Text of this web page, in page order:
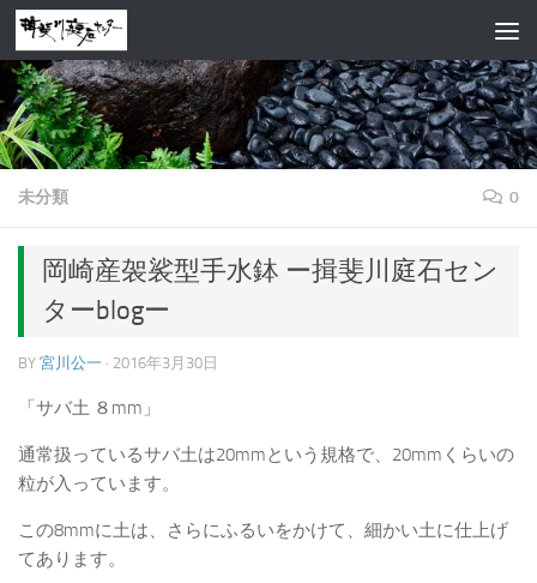
コンテンツへスキップ
未分類 0
岡崎産袈裟型手水鉢 ー揖斐川庭石セン
ターblogー
BY 宮川公一 · 2016年3月30日
「サバ土 ８mm」
通常扱っているサバ土は20mmという規格で、20mmくらいの
粒が入っています。
この8mmに土は、さらにふるいをかけて、細かい土に仕上げ
てあります。